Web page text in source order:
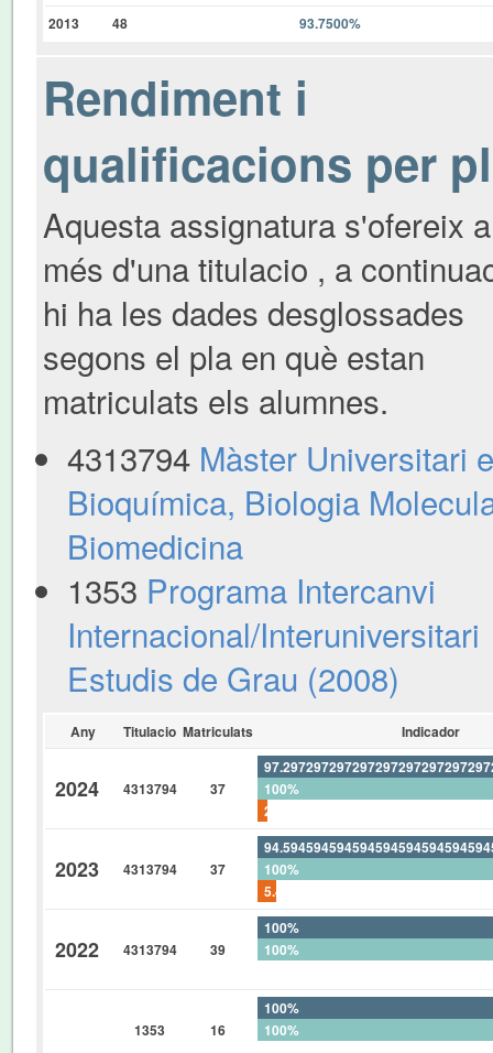
2013
48 93.7500%
Rendiment i
qualificacions per
Aquesta assignatura s'ofereix a
més d'una titulacio , a
hi ha les dades desglossades
segons el pla en què estan
matriculats els alumnes.
4313794 Màster Universitari
Bioquímica, Biologia
Biomedicina
1353 Programa Intercanvi
Internacional/Interuniversitari
Estudis de Grau (2008)
Any Titulacio Matriculats Indicador
2024 4313794 37
100%
2023 4313794 37
100%
2022 4313794 39
100%
100%
1353 16
100%
100%